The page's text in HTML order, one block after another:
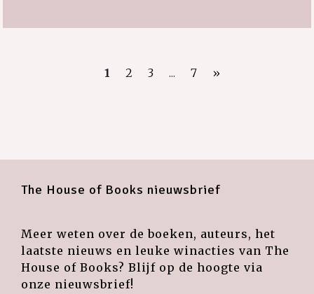
1 2 3 ... 7 »
The House of Books nieuwsbrief
Meer weten over de boeken, auteurs, het
laatste nieuws en leuke winacties van The
House of Books? Blijf op de hoogte via
onze nieuwsbrief!